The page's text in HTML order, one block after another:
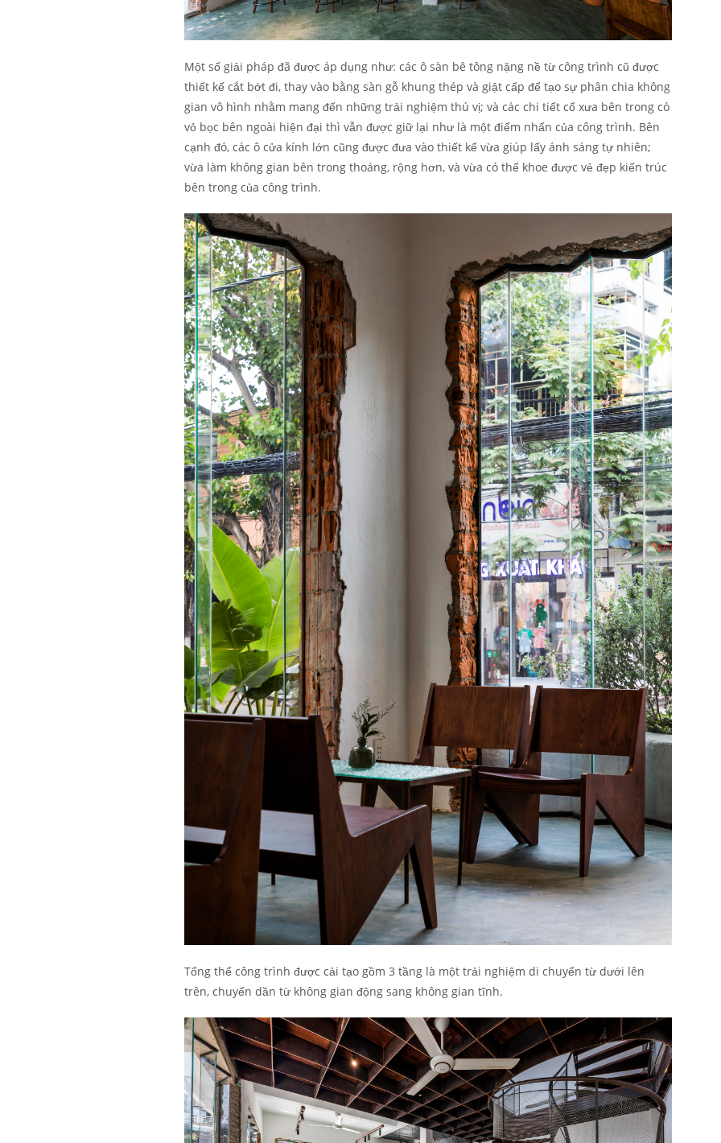
Một số giải pháp đã được áp dụng như: các ô sàn bê tông nặng nề từ công trình cũ được
thiết kế cắt bớt đi, thay vào bằng sàn gỗ khung thép và giật cấp để tạo sự phân chia không
gian vô hình nhằm mang đến những trải nghiệm thú vị; và các chi tiết cổ xưa bên trong có
vỏ bọc bên ngoài hiện đại thì vẫn được giữ lại như là một điểm nhấn của công trình. Bên
cạnh đó, các ô cửa kính lớn cũng được đưa vào thiết kế vừa giúp lấy ánh sáng tự nhiên;
vừa làm không gian bên trong thoáng, rộng hơn, và vừa có thể khoe được vẻ đẹp kiến trúc
bên trong của công trình.
Tổng thể công trình được cải tạo gồm 3 tầng là một trải nghiệm di chuyển từ dưới lên
trên, chuyển dần từ không gian động sang không gian tĩnh.